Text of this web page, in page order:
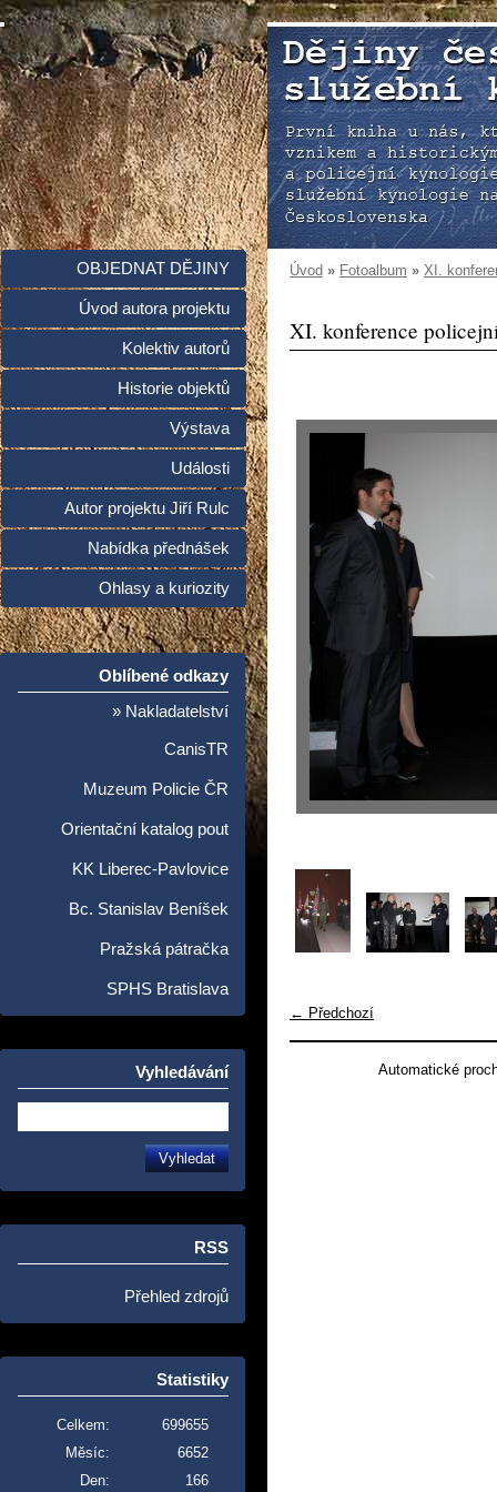
Úvod » Fotoalbum » XI.
XI. konference
← Předchozí
Automatické
OBJEDNAT DĚJINY
Úvod autora projektu
Kolektiv autorů
Historie objektů
Výstava
Události
Autor projektu Jiří Rulc
Nabídka přednášek
Ohlasy a kuriozity
Oblíbené odkazy
» Nakladatelství
CanisTR
Muzeum Policie ČR
Orientační katalog pout
KK Liberec-Pavlovice
Bc. Stanislav Beníšek
Pražská pátračka
SPHS Bratislava
Vyhledávání
RSS
Přehled zdrojů
Statistiky
Celkem:
699655
Měsíc:
6652
Den:
166